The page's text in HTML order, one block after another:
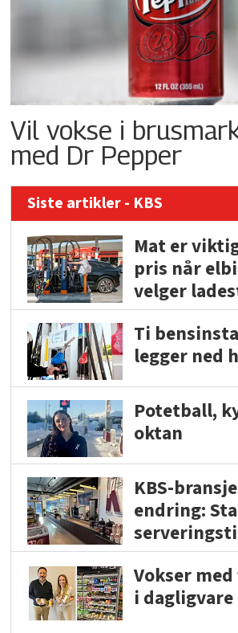
Vil vokse i
med Dr Pepper
Siste artikler - KBS
Mat er
pris når
velger
Ti
legger ned
Potetball,
oktan
KBS-
endring:
Vokser
i dagligvare